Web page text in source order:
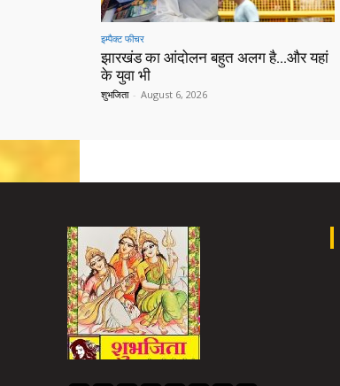
इम्पैक्ट फीचर
झारखंड का आंदोलन बहुत अलग है…और यहां
के युवा भी
शुभजिता - August 6, 2026